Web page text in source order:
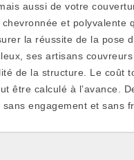
aussi de votre
chevronnée et polyvalente
la réussite de la pose
ses artisans couvreurs
de la structure. Le coût
être calculé à l’avance.
engagement et sans